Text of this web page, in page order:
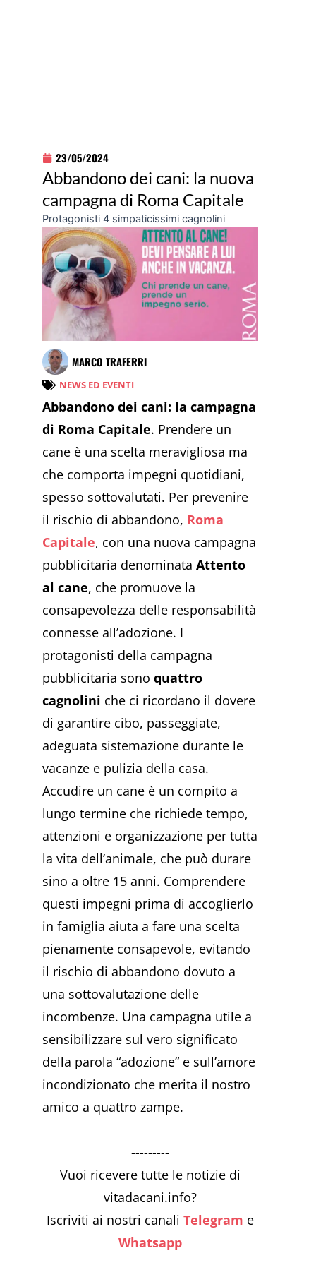
23/05/2024
Abbandono dei cani: la nuova
campagna di Roma Capitale
Protagonisti 4 simpaticissimi cagnolini
MARCO TRAFERRI
NEWS ED EVENTI
Abbandono dei cani: la campagna
di Roma Capitale. Prendere un
cane è una scelta meravigliosa ma
che comporta impegni quotidiani,
spesso sottovalutati. Per prevenire
il rischio di abbandono, Roma
Capitale, con una nuova campagna
pubblicitaria denominata Attento
al cane, che promuove la
consapevolezza delle responsabilità
connesse all’adozione. I
protagonisti della campagna
pubblicitaria sono quattro
cagnolini che ci ricordano il dovere
di garantire cibo, passeggiate,
adeguata sistemazione durante le
vacanze e pulizia della casa.
Accudire un cane è un compito a
lungo termine che richiede tempo,
attenzioni e organizzazione per tutta
la vita dell’animale, che può durare
sino a oltre 15 anni. Comprendere
questi impegni prima di accoglierlo
in famiglia aiuta a fare una scelta
pienamente consapevole, evitando
il rischio di abbandono dovuto a
una sottovalutazione delle
incombenze. Una campagna utile a
sensibilizzare sul vero significato
della parola “adozione” e sull’amore
incondizionato che merita il nostro
amico a quattro zampe.
---------
Vuoi ricevere tutte le notizie di
vitadacani.info?
Iscriviti ai nostri canali Telegram e
Whatsapp